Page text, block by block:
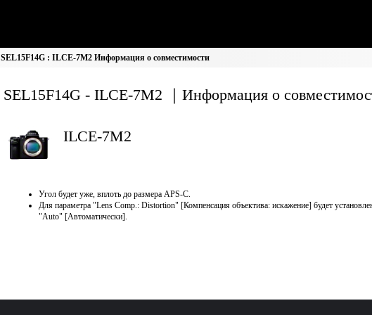
SEL15F14G : ILCE-7M2 Информация о совместимости
SEL15F14G - ILCE-7M2 ｜Информация о
ILCE-7M2
Угол будет уже, вплоть до размера APS-C.
Для параметра "Lens Comp.: Distortion" [Компенсация объектива: искажение] будет
"Auto" [Автоматически].